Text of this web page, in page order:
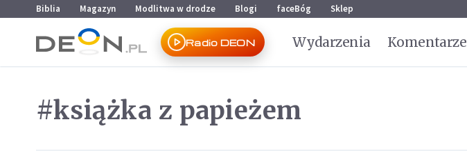
Przejdź do menu głównego
Przejdź do treści
Biblia Magazyn Modlitwa w drodze Blogi faceBóg Sklep
Radio DEON Wydarzenia Komentarze
#książka z papieżem